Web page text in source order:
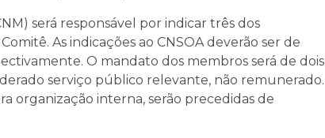
será responsável por indicar três dos
As indicações ao CNSOA deverão ser de
O mandato dos membros será de dois
serviço público relevante, não remunerado.
organização interna, serão precedidas de